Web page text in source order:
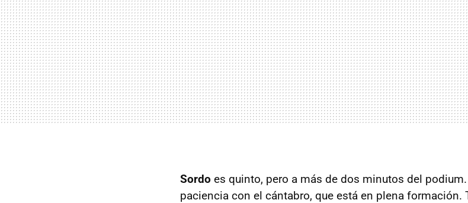
Sordo es quinto, pero a más de dos minutos del
paciencia con el cántabro, que está en plena formación.